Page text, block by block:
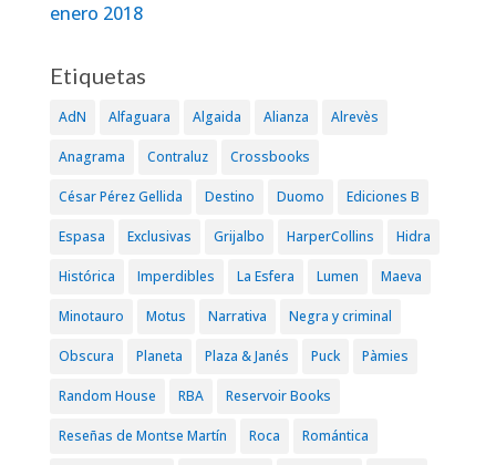
enero 2018
Etiquetas
AdN Alfaguara Algaida Alianza Alrevès
Anagrama Contraluz Crossbooks
César Pérez Gellida Destino Duomo Ediciones B
Espasa Exclusivas Grijalbo HarperCollins Hidra
Histórica Imperdibles La Esfera Lumen Maeva
Minotauro Motus Narrativa Negra y criminal
Obscura Planeta Plaza & Janés Puck Pàmies
Random House RBA Reservoir Books
Reseñas de Montse Martín Roca Romántica